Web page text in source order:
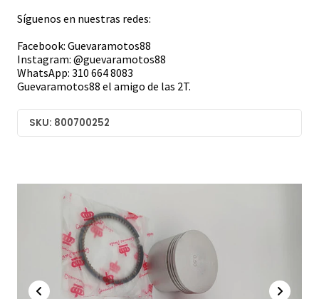
Síguenos en nuestras redes:
Facebook: Guevaramotos88
Instagram: @guevaramotos88
WhatsApp: 310 664 8083
Guevaramotos88 el amigo de las 2T.
SKU: 800700252